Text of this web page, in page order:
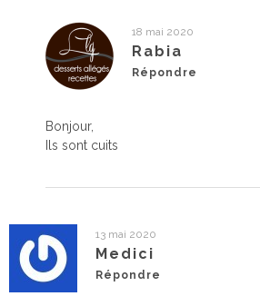
18 mai 2020
Rabia
Répondre
Bonjour,
Ils sont cuits
13 mai 2020
Medici
Répondre